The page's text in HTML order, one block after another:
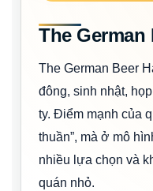
The German
The German Beer
đông, sinh nhật,
ty. Điểm mạnh của
thuần”, mà ở mô
nhiều lựa chọn và
quán nhỏ.